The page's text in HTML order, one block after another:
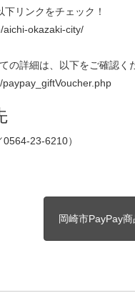
リンクをチェック！
aichi-okazaki-city/
の詳細は、以下をご確認く
23-6210）
岡崎市PayPay